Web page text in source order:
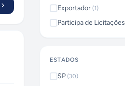
Exportador (1)
Participa de Licitações
ESTADOS
SP (30)